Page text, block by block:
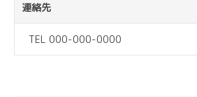
連絡先
TEL 000-000-0000